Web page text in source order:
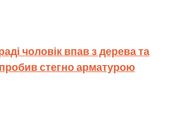
чоловік впав з дерева та
стегно арматурою